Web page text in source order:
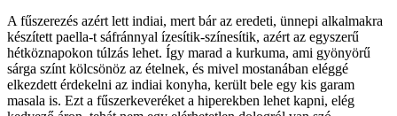
A fűszerezés azért lett indiai, mert bár az eredeti, ünnepi alkalmakra
készített paella-t sáfránnyal ízesítik-színesítik, azért az egyszerű
hétköznapokon túlzás lehet. Így marad a kurkuma, ami gyönyörű
sárga színt kölcsönöz az ételnek, és mivel mostanában eléggé
elkezdett érdekelni az indiai konyha, került bele egy kis garam
masala is. Ezt a fűszerkeveréket a hiperekben lehet kapni, elég